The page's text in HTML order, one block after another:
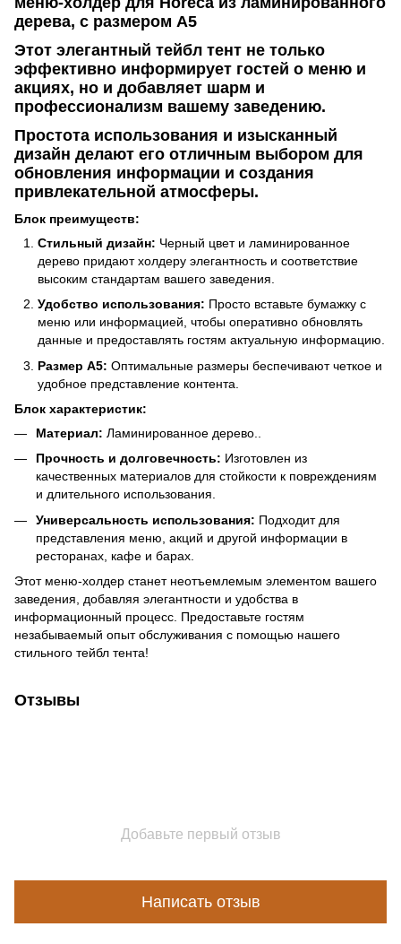
дерева, с размером А5
Этот элегантный тейбл тент не только
эффективно информирует гостей о меню и
акциях, но и добавляет шарм и
профессионализм вашему заведению.
Простота использования и изысканный
дизайн делают его отличным выбором для
обновления информации и создания
привлекательной атмосферы.
Блок преимуществ:
Стильный дизайн: Черный цвет и ламинированное
дерево придают холдеру элегантность и соответствие
высоким стандартам вашего заведения.
Удобство использования: Просто вставьте бумажку с
меню или информацией, чтобы оперативно обновлять
данные и предоставлять гостям актуальную информацию.
Размер А5: Оптимальные размеры беспечивают четкое и
удобное представление контента.
Блок характеристик:
Материал: Ламинированное дерево..
Прочность и долговечность: Изготовлен из
качественных материалов для стойкости к повреждениям
и длительного использования.
Универсальность использования: Подходит для
представления меню, акций и другой информации в
ресторанах, кафе и барах.
Этот меню-холдер станет неотъемлемым элементом вашего
заведения, добавляя элегантности и удобства в
информационный процесс. Предоставьте гостям
незабываемый опыт обслуживания с помощью нашего
стильного тейбл тента!
Отзывы
Добавьте первый отзыв
Написать отзыв